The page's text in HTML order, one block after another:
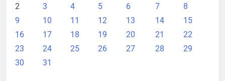
2
3 4 5 6 7
8
9
10 11 12 13 14
15
16
17 18 19 20 21
22
23
24 25 26 27 28
29
30
31